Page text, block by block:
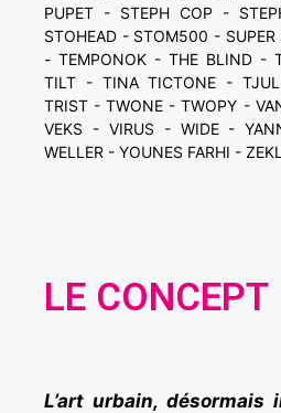
PUPET - STEPH COP -
STOHEAD - STOM500 - SUPER
- TEMPONOK - THE BLIND -
TILT - TINA TICTONE -
TRIST - TWONE - TWOPY -
VEKS - VIRUS - WIDE -
WELLER - YOUNES FARHI -
LE CONCEPT
L’art urbain, désormais